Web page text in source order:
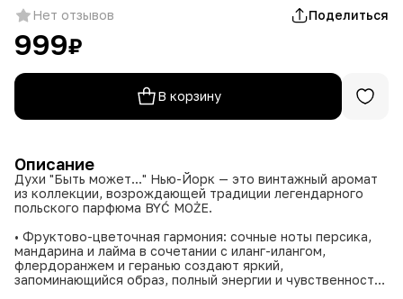
Нет отзывов
Поделиться
999₽
В корзину
Описание
Духи "Быть может..." Нью-Йорк — это винтажный аромат
из коллекции, возрождающей традиции легендарного
польского парфюма BYĆ MOŻE.
• Фруктово-цветочная гармония: сочные ноты персика,
мандарина и лайма в сочетании с иланг-илангом,
флердоранжем и геранью создают яркий,
запоминающийся образ, полный энергии и чувственности.